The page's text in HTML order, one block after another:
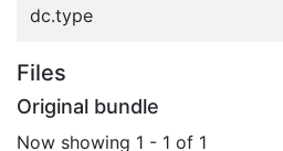
dc.type
Files
Original bundle
Now showing 1 - 1 of 1